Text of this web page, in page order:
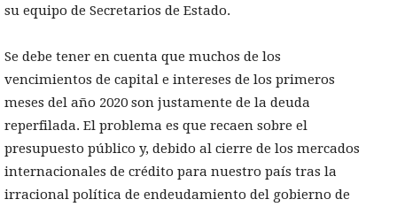
su equipo de Secretarios de Estado.
Se debe tener en cuenta que muchos de los
vencimientos de capital e intereses de los primeros
meses del año 2020 son justamente de la deuda
reperfilada. El problema es que recaen sobre el
presupuesto público y, debido al cierre de los mercados
internacionales de crédito para nuestro país tras la
irracional política de endeudamiento del gobierno de